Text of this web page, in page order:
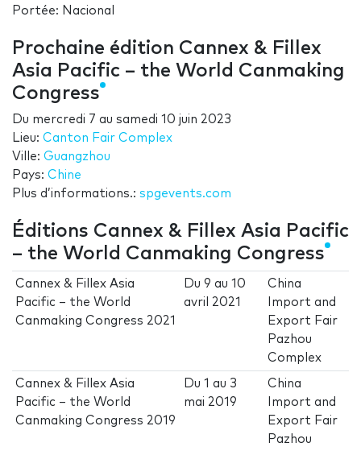
Portée: Nacional
Prochaine édition Cannex & Fillex
Asia Pacific – the World Canmaking
Congress
Du mercredi 7 au samedi 10 juin 2023
Lieu: Canton Fair Complex
Ville: Guangzhou
Pays: Chine
Plus d’informations.: spgevents.com
Éditions Cannex & Fillex Asia Pacific
– the World Canmaking Congress
Cannex & Fillex Asia
Pacific – the World
Canmaking Congress 2021
Du9 au10
avril 2021
China
Import and
Export Fair
Pazhou
Complex
Cannex & Fillex Asia
Pacific – the World
Canmaking Congress 2019
Du1 au 3
mai 2019
China
Import and
Export Fair
Pazhou